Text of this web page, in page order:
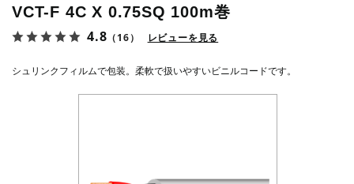
VCT-F 4C X 0.75SQ 100m巻
4.8 （16） レビューを見る
シュリンクフィルムで包装。柔軟で扱いやすいビニルコードです。